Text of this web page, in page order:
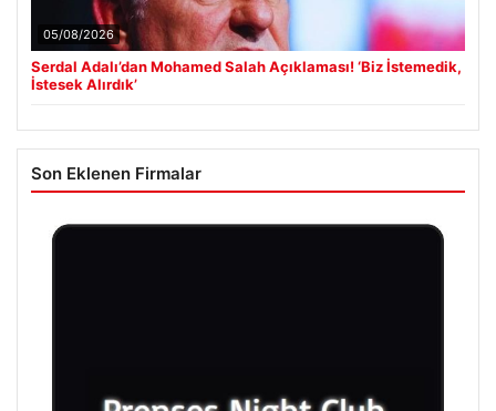
05/08/2026
Serdal Adalı’dan Mohamed Salah Açıklaması! ‘Biz İstemedik,
İstesek Alırdık’
Son Eklenen Firmalar